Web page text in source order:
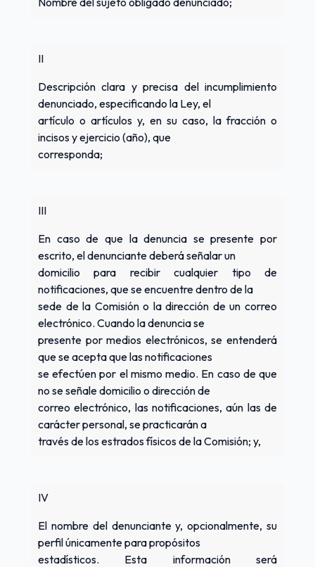
II
Descripción clara y precisa del incumplimiento
denunciado, especificando la Ley, el
artículo o artículos y, en su caso, la fracción o
incisos y ejercicio (año), que
corresponda;
III
En caso de que la denuncia se presente por
escrito, el denunciante deberá señalar un
domicilio para recibir cualquier tipo de
notificaciones, que se encuentre dentro de la
sede de la Comisión o la dirección de un correo
electrónico. Cuando la denuncia se
presente por medios electrónicos, se entenderá
que se acepta que las notificaciones
se efectúen por el mismo medio. En caso de que
no se señale domicilio o dirección de
correo electrónico, las notificaciones, aún las de
carácter personal, se practicarán a
través de los estrados físicos de la Comisión; y,
IV
El nombre del denunciante y, opcionalmente, su
perfil únicamente para propósitos
estadísticos. Esta información será